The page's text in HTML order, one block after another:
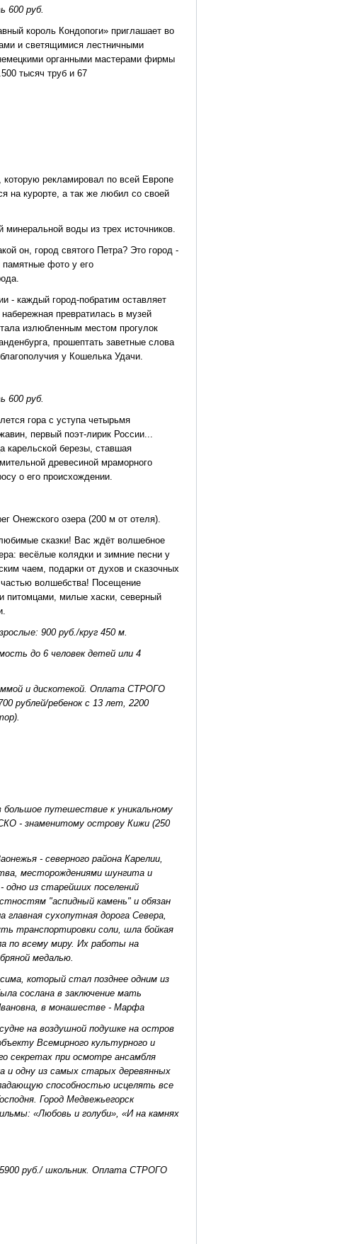
600 руб.
король Кондопоги» приглашает во
и светящимися лестничными
органными мастерами фирмы
тысяч труб и 67
которую рекламировал по всей Европе
на курорте, а так же любил со своей
воды из трех источников.
он, город святого Петра? Это город -
памятные фото у его
- каждый город-побратим оставляет
превратилась в музей
излюбленным местом прогулок
прошептать заветные слова
у Кошелька Удачи.
600 руб.
гора с уступа четырьмя
первый поэт-лирик России...
березы, ставшая
древесиной мраморного
о его происхождении.
Онежского озера (200 м от отеля).
сказки! Вас ждёт волшебное
весёлые колядки и зимние песни у
чаем, подарки от духов и сказочных
волшебства! Посещение
питомцами, милые хаски, северный
900 руб./круг 450 м.
до 6 человек детей или 4
и дискотекой. Оплата СТРОГО
рублей/ребенок с 13 лет, 2200
путешествие к уникальному
- знаменитому острову Кижи (250
- северного района Карелии,
месторождениями шунгита и
из старейших поселений
"аспидный камень" и обязан
главная сухопутная дорога Севера,
транспортировки соли, шла бойкая
по всему миру. Их работы на
медалью.
который стал позднее одним из
сослана в заключение мать
в монашестве - Марфа
на воздушной подушке на остров
Всемирного культурного и
секретах при осмотре ансамбля
и одну из самых старых деревянных
способностью исцелять все
Город Медвежьегорск
«Любовь и голуби», «И на камнях
руб./ школьник. Оплата СТРОГО